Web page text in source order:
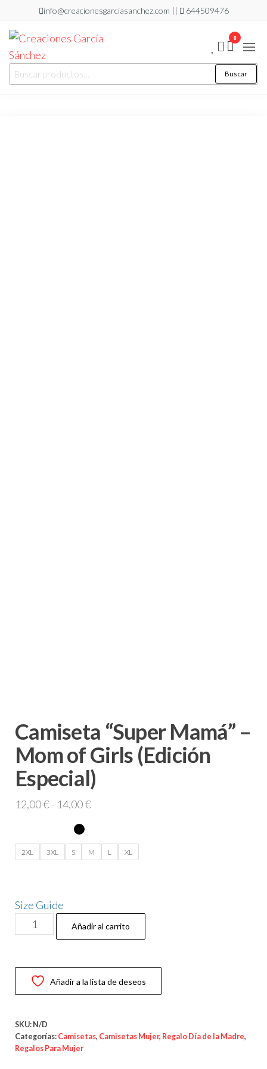
contenido
info@creacionesgarciasanchez.com || 644509476
Creaciones
García
regalos
personalizados
por:
Buscar
0
Camiseta “Super Mamá” –
Mom of Girls (Edición
Especial)
12,00€- 14,00€
desde
2XL 3XL S M L XL
Size Guide
Camiseta
“Super
–
Mom
Girls
(Edición
Especial)
Añadir al carrito
Añadir a la lista de deseos
SKU: N/D
Categorías: Camisetas, Camisetas Mujer, Regalo Día de la Madre,
Regalos Para Mujer